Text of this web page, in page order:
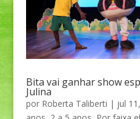
Bita vai ganhar show
Julina
por Roberta Taliberti | jul